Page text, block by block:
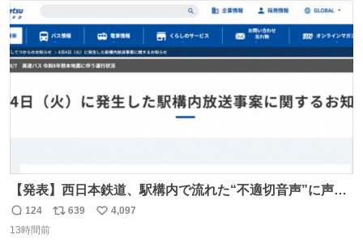
数
【発表】西日本鉄道、駅構内で流れた“不適切音声”に声明
「被害届も検討」 news.livedoor.com/article/detail… 4日
に西鉄福岡（天神）駅および薬院駅で発生した駅構内放送
返
信
124
リ
639
い
4,097
13時間前